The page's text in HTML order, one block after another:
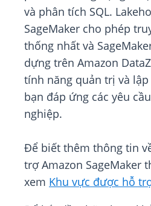
và phân tích SQL.
SageMaker cho phép
thống nhất và
dựng trên Amazon
tính năng quản trị và
bạn đáp ứng các yêu
nghiệp.
Để biết thêm thông tin
trợ Amazon SageMaker
xem Khu vực được hỗ